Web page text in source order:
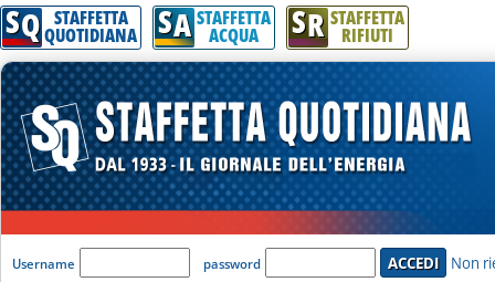
SQ STAFFETTA
QUOTIDIANA SA STAFFETTA
ACQUA SR STAFFETTA
RIFIUTI
'Modulo Login per accedere'
Username password Non